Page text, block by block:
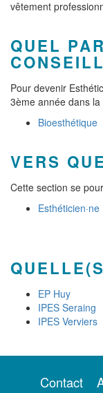
vêtement
QUEL
Pour devenir
3ème année dans
Bioesthétique
VERS
Cette section se
Esthéticien·ne
EP Huy
IPES Seraing
IPES Verviers
Contact